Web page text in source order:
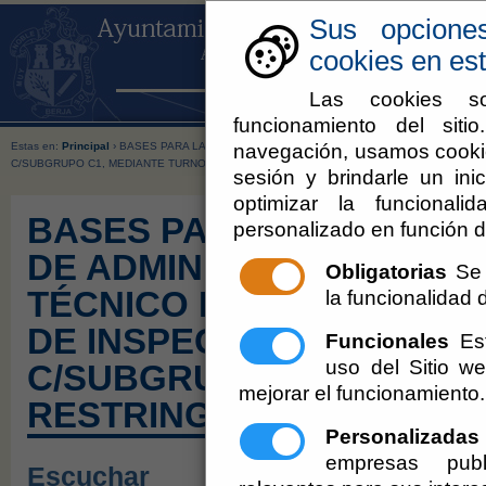
Sus
cookies en
Las cookies
funcionamiento del
navegación, usamos
sesión y brindarle un
optimizar la
personalizado en función
Obligatorias
la funcionalidad
Funcionales
uso del Sitio
mejorar el funcionamiento.
Personalizadas
empresas
Estas en: Principal › BASES PARA LA PROVISIÓN DE DOS PLAZAS DE
C/SUBGRUPO C1, MEDIANTE TURNO RESTRINGIDO DE PROMOCIÓN INTERNA.
BASES PARA LA
DE ADMINISTRATIVOS,
TÉCNICO DE
DE INSPECTOR DE
C/SUBGRUPO C1,
RESTRINGIDO DE
Escuchar